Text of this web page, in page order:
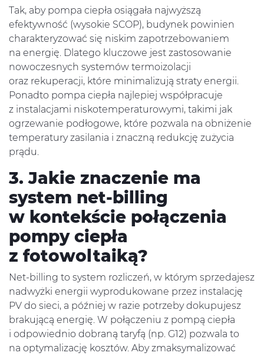
Tak, aby pompa ciepła osiągała najwyższą
efektywność (wysokie SCOP), budynek powinien
charakteryzować się niskim zapotrzebowaniem
na energię. Dlatego kluczowe jest zastosowanie
nowoczesnych systemów termoizolacji
oraz rekuperacji, które minimalizują straty energii.
Ponadto pompa ciepła najlepiej współpracuje
z instalacjami niskotemperaturowymi, takimi jak
ogrzewanie podłogowe, które pozwala na obniżenie
temperatury zasilania i znaczną redukcję zużycia
prądu.
3. Jakie znaczenie ma
system net-billing
w kontekście połączenia
pompy ciepła
z fotowoltaiką?
Net-billing to system rozliczeń, w którym sprzedajesz
nadwyżki energii wyprodukowane przez instalację
PV do sieci, a później w razie potrzeby dokupujesz
brakującą energię. W połączeniu z pompą ciepła
i odpowiednio dobraną taryfą (np. G12) pozwala to
na optymalizację kosztów. Aby zmaksymalizować